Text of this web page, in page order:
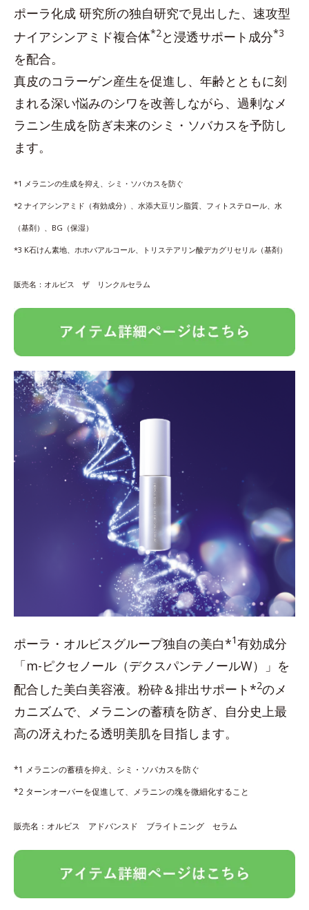
ポーラ化成 研究所の独自研究で見出した、速攻型
ナイアシンアミド複合体*2 と浸透サポート成分*3
を配合。
真皮のコラーゲン産生を促進し、年齢とともに刻
まれる深い悩みのシワを改善しながら、過剰なメ
ラニン生成を防ぎ未来のシミ・ソバカスを予防し
ます。
*1 メラニンの生成を抑え、シミ・ソバカスを防ぐ
*2 ナイアシンアミド（有効成分）、水添大豆リン脂質、フィトステロール、水
（基剤）、BG（保湿）
*3 K石けん素地、ホホバアルコール、トリステアリン酸デカグリセリル（基剤）
販売名：オルビス ザ リンクルセラム
ポーラ・オルビスグループ独自の美白*1有効成分
「m-ピクセノール（デクスパンテノールW）」を
配合した美白美容液。粉砕＆排出サポート*2のメ
カニズムで、メラニンの蓄積を防ぎ、自分史上最
高の冴えわたる透明美肌を目指します。
*1 メラニンの蓄積を抑え、シミ・ソバカスを防ぐ
*2 ターンオーバーを促進して、メラニンの塊を微細化すること
販売名：オルビス アドバンスド ブライトニング セラム